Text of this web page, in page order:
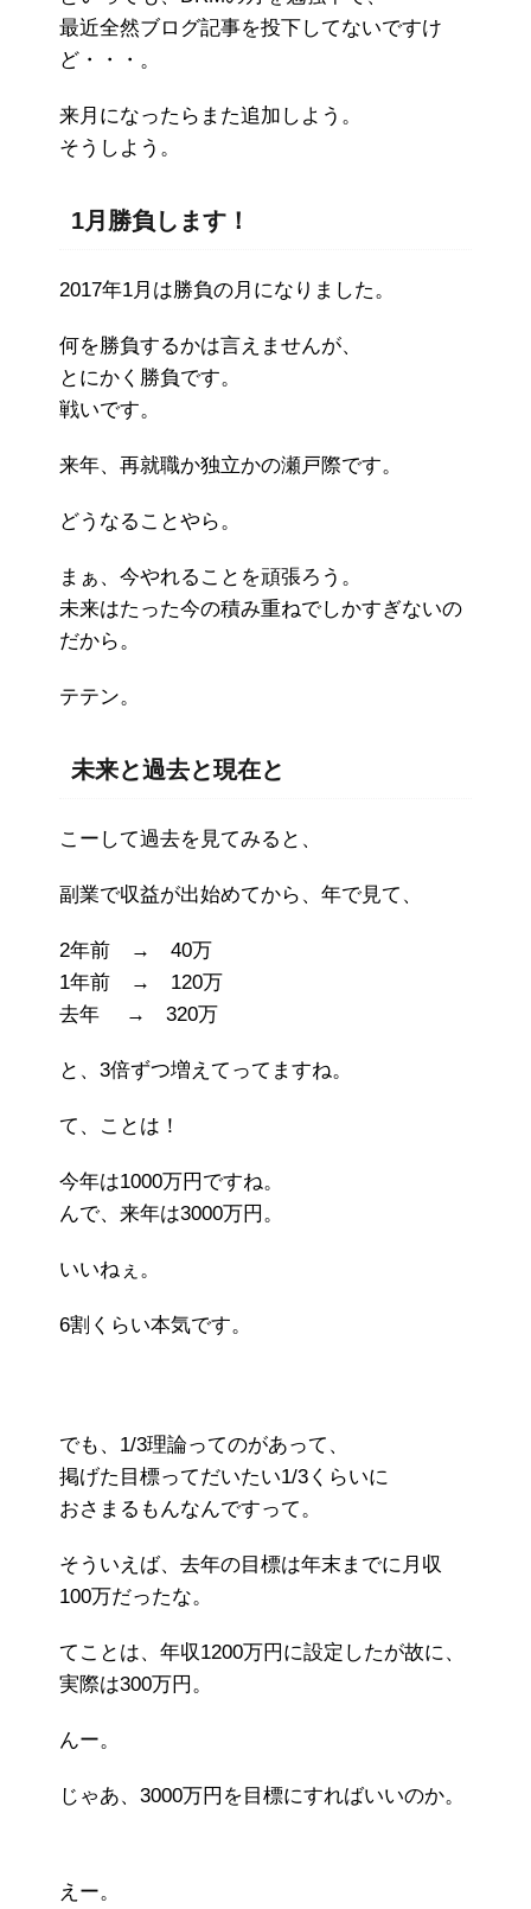
最近全然ブログ記事を投下してないですけ
ど・・・。
来月になったらまた追加しよう。
そうしよう。
1月勝負します！
2017年1月は勝負の月になりました。
何を勝負するかは言えませんが、
とにかく勝負です。
戦いです。
来年、再就職か独立かの瀬戸際です。
どうなることやら。
まぁ、今やれることを頑張ろう。
未来はたった今の積み重ねでしかすぎないの
だから。
テテン。
未来と過去と現在と
こーして過去を見てみると、
副業で収益が出始めてから、年で見て、
2年前 → 40万
1年前 → 120万
去年 → 320万
と、3倍ずつ増えてってますね。
て、ことは！
今年は1000万円ですね。
んで、来年は3000万円。
いいねぇ。
6割くらい本気です。
でも、1/3理論ってのがあって、
掲げた目標ってだいたい1/3くらいに
おさまるもんなんですって。
そういえば、去年の目標は年末までに月収
100万だったな。
てことは、年収1200万円に設定したが故に、
実際は300万円。
んー。
じゃあ、3000万円を目標にすればいいのか。
えー。